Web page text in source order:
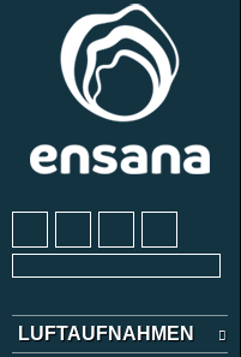
LUFTAUFNAHMEN